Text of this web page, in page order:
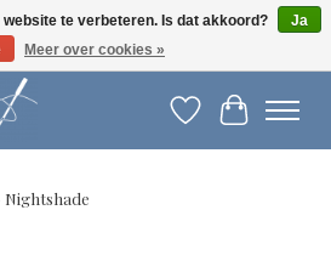
Verlanglijst
Nightshade
te verbeteren. Is dat akkoord?
Ja
Meer over cookies »